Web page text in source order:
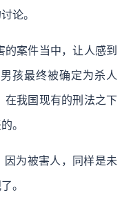
论。
案件当中，让人感到
孩最终被确定为杀人
在我国现有的刑法之下
。
为被害人，同样是未
。